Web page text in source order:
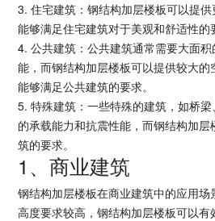
3. 住宅建筑：钢结构加层楼板可以提
能够满足住宅建筑对于美观和舒适性的
4. 公共建筑：公共建筑通常需要大面
能，而钢结构加层楼板可以提供较大的
能够满足公共建筑的要求。
5. 特殊建筑：一些特殊的建筑，如桥
的承载能力和抗震性能，而钢结构加
筑的要求。
1、商业建筑
钢结构加层楼板在商业建筑中的应用
高度要求较高，钢结构加层楼板可以